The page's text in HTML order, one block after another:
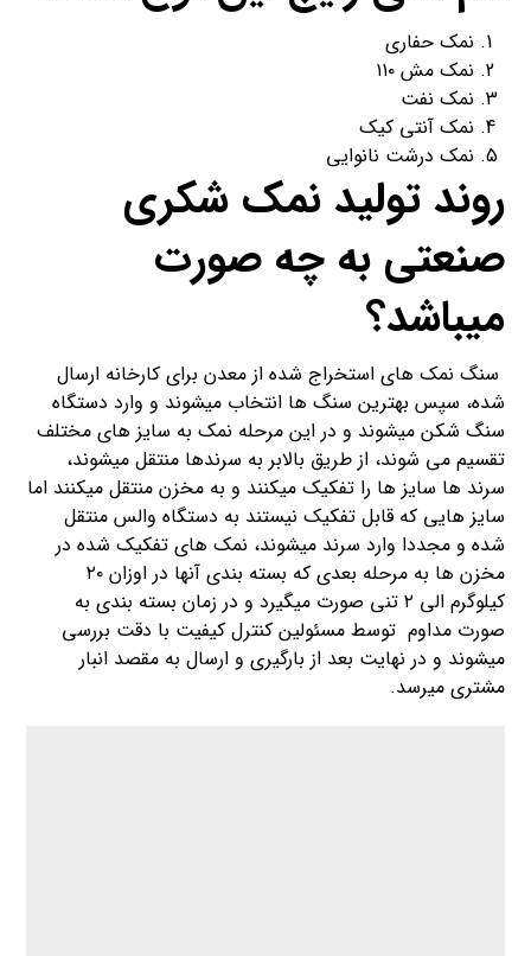
نمک حفاری
نمک مش ۱۱۰
نمک نفت
نمک آنتی کیک
نمک درشت نانوایی
روند تولید نمک شکری
صنعتی به چه صورت
میباشد؟
سنگ نمک های استخراج شده از معدن برای کارخانه ارسال
شده، سپس بهترین سنگ ها انتخاب میشوند و وارد دستگاه
سنگ شکن میشوند و در این مرحله نمک به سایز های مختلف
تقسیم می شوند، از طریق بالابر به سرندها منتقل میشوند،
سرند ها سایز ها را تفکیک میکنند و به مخزن منتقل میکنند اما
سایز هایی که قابل تفکیک نیستند به دستگاه والس منتقل
شده و مجددا وارد سرند میشوند، نمک های تفکیک شده در
مخزن ها به مرحله بعدی که بسته بندی آنها در اوزان ۲۰
کیلوگرم الی ۲ تنی صورت میگیرد و در زمان بسته بندی به
صورت مداوم توسط مسئولین کنترل کیفیت با دقت بررسی
میشوند و در نهایت بعد از بارگیری و ارسال به مقصد انبار
مشتری میرسد.